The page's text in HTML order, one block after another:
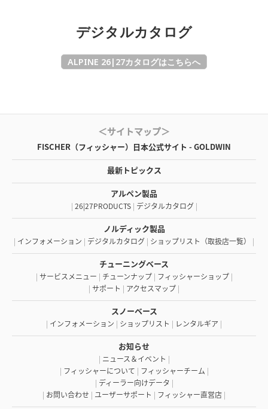
デジタルカタログ
ALPINE 26|27カタログはこちらへ
＜サイトマップ＞
FISCHER（フィッシャー）日本公式サイト - GOLDWIN
最新トピックス
アルペン製品
| 26|27PRODUCTS| デジタルカタログ|
ノルディック製品
| インフォメーション | デジタルカタログ | ショップリスト（取扱店一覧） |
チューニングベース
| サービスメニュー | チューンナップ| フィッシャーショップ|
| サポート | アクセスマップ |
スノーベース
| インフォメーション | ショップリスト | レンタルギア |
お知らせ
| ニュース＆イベント |
| フィッシャーについて | フィッシャーチーム |
| ディーラー向けデータ |
| お問い合わせ | ユーザーサポート | フィッシャー直営店 |